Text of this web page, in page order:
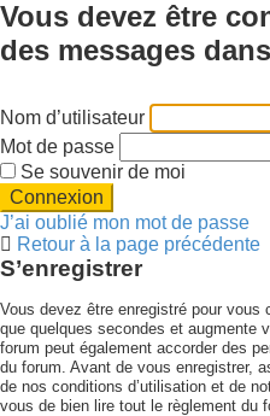
Vous devez être
des messages
Nom d’utilisateur
Mot de passe
Se souvenir de moi
J’ai oublié mon mot de passe
Retour à la page précédente
S’enregistrer
Vous devez être enregistré pour vous
que quelques secondes et augmente
forum peut également accorder des
du forum. Avant de vous enregistrer,
de nos conditions d’utilisation et de
vous de bien lire tout le règlement du